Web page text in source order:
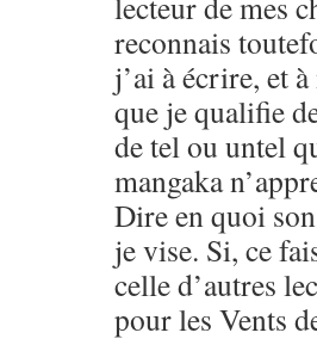
reconnais
j’ai à écrire, et
que je qualifie
de tel ou untel
mangaka
Dire en quoi
je vise. Si, ce
celle d’autres
pour les Vents